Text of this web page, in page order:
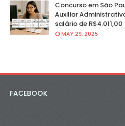
Concurso em São
Auxiliar
salário de R$4.011,00
MAY 29, 2025
FACEBOOK